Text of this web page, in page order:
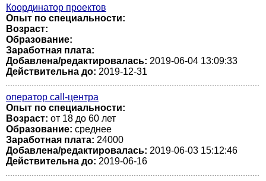
Координатор проектов
Опыт по специальности:
Возраст:
Образование:
Заработная плата:
Добавлена/редактировалась: 2019-06-04 13:09:33
Действительна до: 2019-12-31
оператор call-центра
Опыт по специальности:
Возраст: от 18 до 60 лет
Образование: среднее
Заработная плата: 24000
Добавлена/редактировалась: 2019-06-03 15:12:46
Действительна до: 2019-06-16